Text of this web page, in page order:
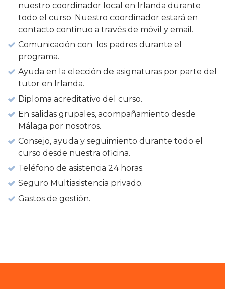
nuestro coordinador local en Irlanda durante
todo el curso. Nuestro coordinador estará en
contacto continuo a través de móvil y email.
Comunicación con los padres durante el
programa.
Ayuda en la elección de asignaturas por parte del
tutor en Irlanda.
Diploma acreditativo del curso.
En salidas grupales, acompañamiento desde
Málaga por nosotros.
Consejo, ayuda y seguimiento durante todo el
curso desde nuestra oficina.
Teléfono de asistencia 24 horas.
Seguro Multiasistencia privado.
Gastos de gestión.